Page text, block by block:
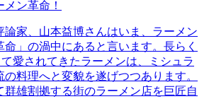
ン革命！
論家、山本益博さんはいま、ラーメン
命」の渦中にあると言います。長らく
愛されてきたラーメンは、ミシュラ
の料理へと変貌を遂げつつあります。
群雄割拠する街のラーメン店を巨匠自